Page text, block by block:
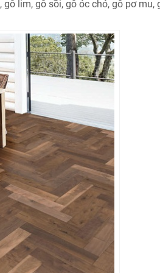
, gỗ lim, gỗ sồi, gỗ óc chó, gỗ pơ mu,